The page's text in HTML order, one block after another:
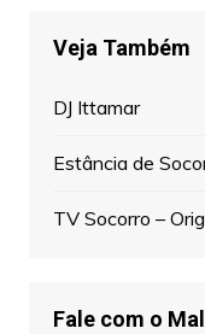
Veja Também
DJ Ittamar
Estância de
TV Socorro –
Fale com o